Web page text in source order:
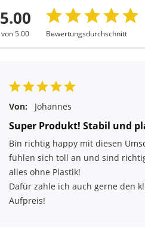
5.00
von 5.00 Bewertungsdurchschnitt
Von: Johannes
Super Produkt! Stabil und
Bin richtig happy mit diesen
fühlen sich toll an und sind
alles ohne Plastik!
Dafür zahle ich auch gerne den
Aufpreis!